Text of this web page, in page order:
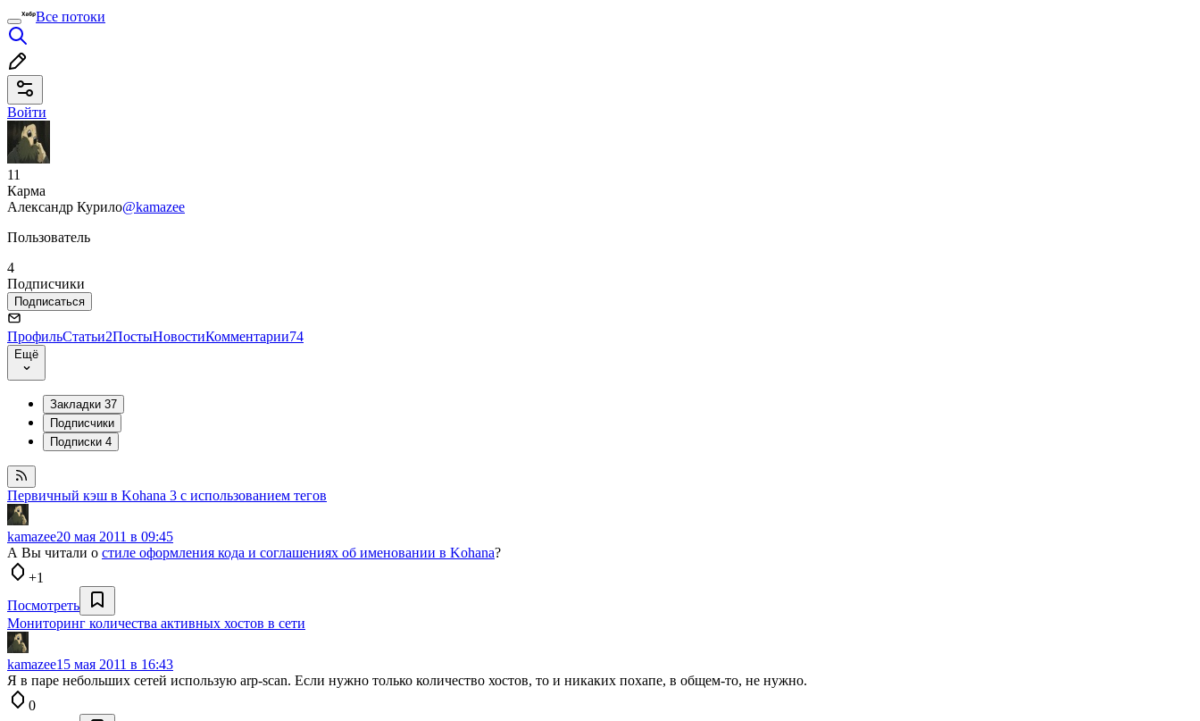
Все потоки
Войти
11
Карма
Александр Курило@kamazee
Пользователь
4
Подписчики
Подписаться
ПрофильСтатьи2ПостыНовостиКомментарии74
Ещё
Закладки 37
Подписчики
Подписки 4
Первичный кэш в Kohana 3 с использованием тегов
kamazee20 мая 2011 в 09:45
А Вы читали о стиле оформления кода и соглашениях об именовании в Kohana?
+1
Посмотреть
Мониторинг количества активных хостов в сети
kamazee15 мая 2011 в 16:43
Я в паре небольших сетей использую arp-scan. Если нужно только количество хостов, то и никаких похапе, в общем-то, не нужно.
0